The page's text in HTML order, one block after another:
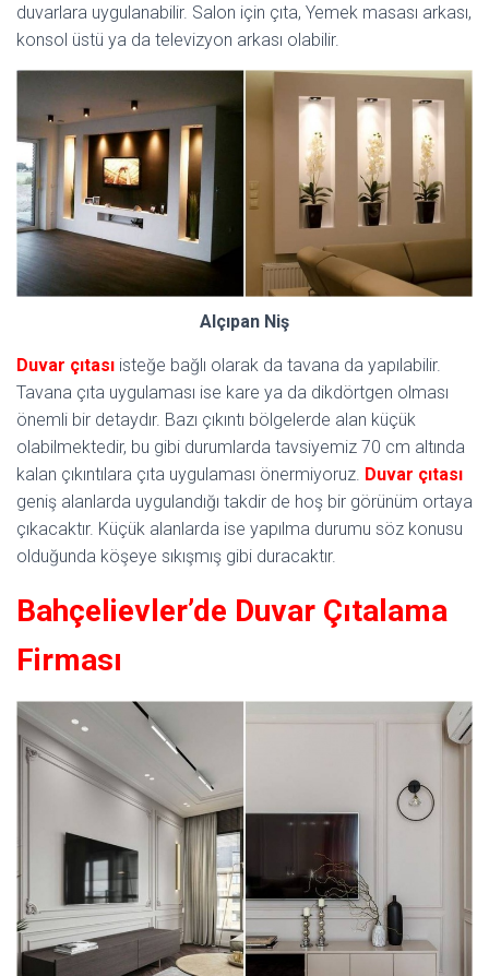
duvarlara uygulanabilir. Salon için çıta, Yemek masası arkası,
konsol üstü ya da televizyon arkası olabilir.
Alçıpan Niş
Duvar çıtası isteğe bağlı olarak da tavana da yapılabilir.
Tavana çıta uygulaması ise kare ya da dikdörtgen olması
önemli bir detaydır. Bazı çıkıntı bölgelerde alan küçük
olabilmektedir, bu gibi durumlarda tavsiyemiz 70 cm altında
kalan çıkıntılara çıta uygulaması önermiyoruz. Duvar çıtası
geniş alanlarda uygulandığı takdir de hoş bir görünüm ortaya
çıkacaktır. Küçük alanlarda ise yapılma durumu söz konusu
olduğunda köşeye sıkışmış gibi duracaktır.
Bahçelievler’de Duvar Çıtalama
Firması